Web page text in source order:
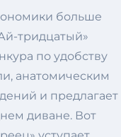
больше
тридцатый»
по удобству
анатомическим
и предлагает
диване. Вот